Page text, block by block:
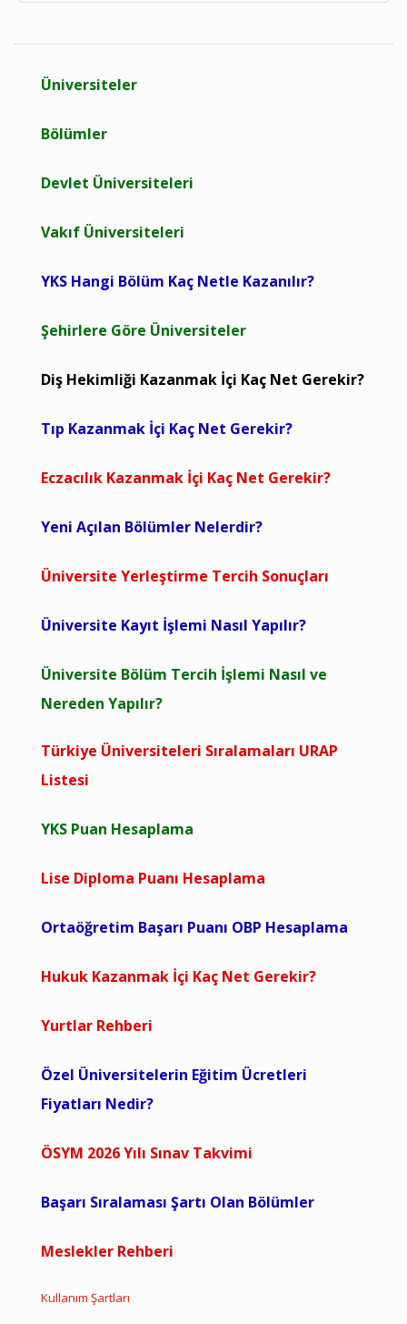
Üniversiteler
Bölümler
Devlet Üniversiteleri
Vakıf Üniversiteleri
YKS Hangi Bölüm Kaç Netle Kazanılır?
Şehirlere Göre Üniversiteler
Diş Hekimliği Kazanmak İçi Kaç Net Gerekir?
Tıp Kazanmak İçi Kaç Net Gerekir?
Eczacılık Kazanmak İçi Kaç Net Gerekir?
Yeni Açılan Bölümler Nelerdir?
Üniversite Yerleştirme Tercih Sonuçları
Üniversite Kayıt İşlemi Nasıl Yapılır?
Üniversite Bölüm Tercih İşlemi Nasıl ve
Nereden Yapılır?
Türkiye Üniversiteleri Sıralamaları URAP
Listesi
YKS Puan Hesaplama
Lise Diploma Puanı Hesaplama
Ortaöğretim Başarı Puanı OBP Hesaplama
Hukuk Kazanmak İçi Kaç Net Gerekir?
Yurtlar Rehberi
Özel Üniversitelerin Eğitim Ücretleri
Fiyatları Nedir?
ÖSYM 2026 Yılı Sınav Takvimi
Başarı Sıralaması Şartı Olan Bölümler
Meslekler Rehberi
Kullanım Şartları